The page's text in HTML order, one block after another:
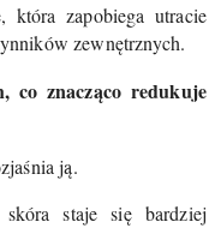
która zapobiega utracie
zewnętrznych.
co znacząco redukuje
ją.
staje się bardziej